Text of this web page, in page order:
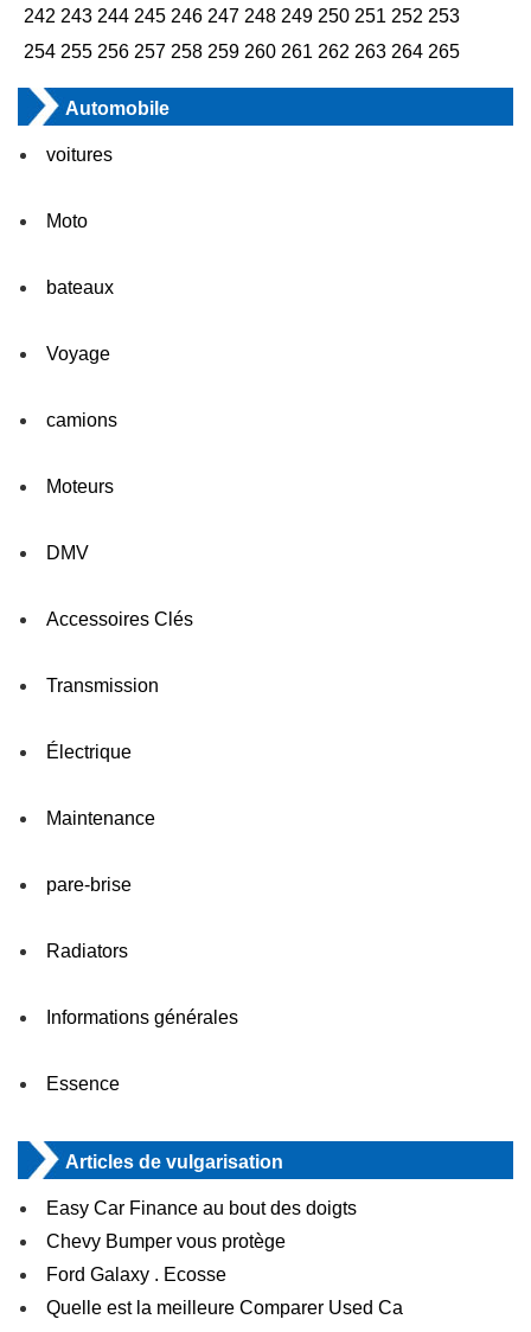
242 243 244 245 246 247 248 249 250 251 252 253
254 255 256 257 258 259 260 261 262 263 264 265
Automobile
voitures
Moto
bateaux
Voyage
camions
Moteurs
DMV
Accessoires Clés
Transmission
Électrique
Maintenance
pare-brise
Radiators
Informations générales
Essence
Articles de vulgarisation
Easy Car Finance au bout des doigts
Chevy Bumper vous protège
Ford Galaxy . Ecosse
Quelle est la meilleure Comparer Used Ca